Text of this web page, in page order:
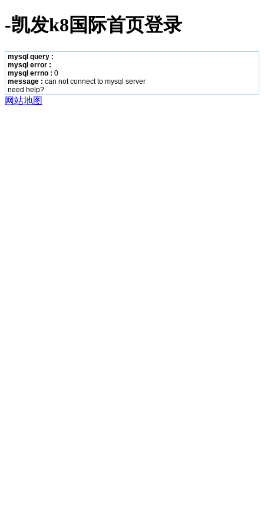
-凯发k8国际首页登录
mysql query :
mysql error :
mysql errno : 0
message : can not connect to mysql server
need help?
网站地图